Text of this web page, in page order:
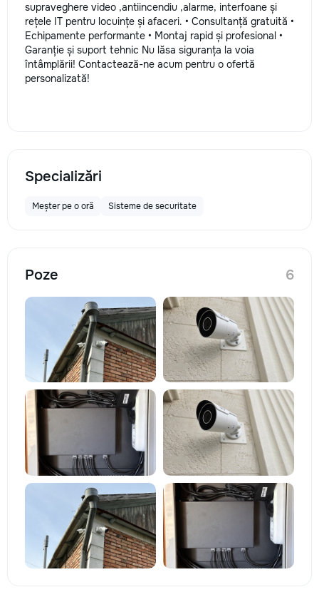
supraveghere video ,antiincendiu ,alarme, interfoane și
rețele IT pentru locuințe și afaceri. • Consultanță gratuită •
Echipamente performante • Montaj rapid și profesional •
Garanție și suport tehnic Nu lăsa siguranța la voia
întâmplării! Contactează-ne acum pentru o ofertă
personalizată!
Specializări
Meșter pe o oră Sisteme de securitate
Poze 6